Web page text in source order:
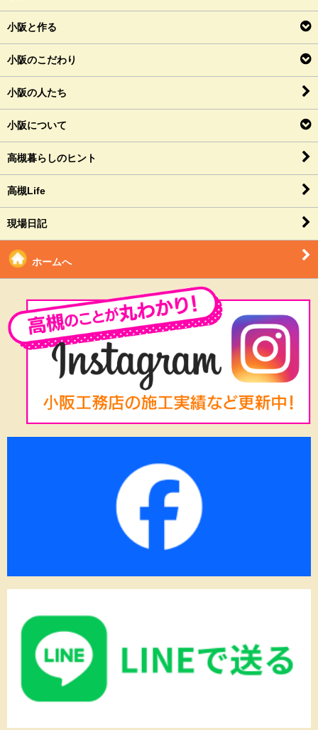
小阪と作る
小阪のこだわり
小阪の人たち
小阪について
高槻暮らしのヒント
高槻Life
現場日記
ホームへ